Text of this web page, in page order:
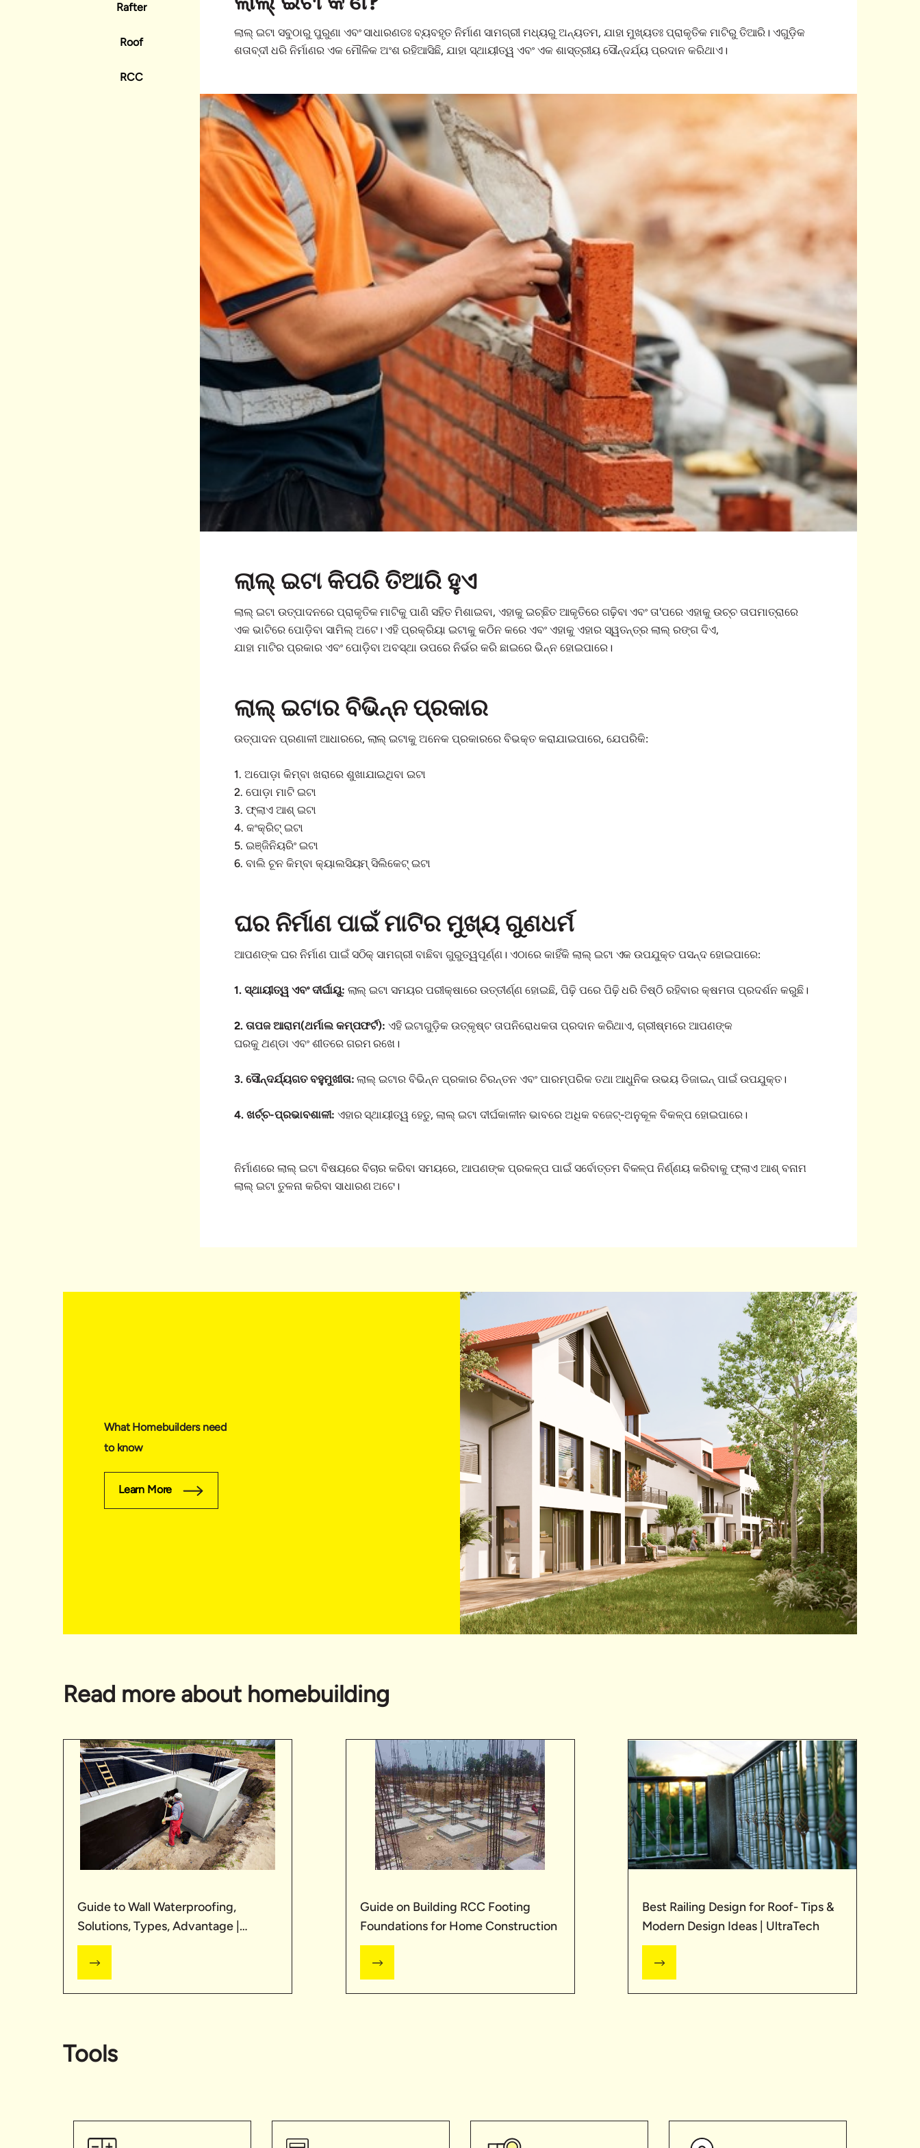
Rafter
Roof
RCC
ଲାଲ୍ ଇଟା ସବୁଠାରୁ ପୁରୁଣା ଏବଂ ସାଧାରଣତଃ ବ୍ୟବହୃତ ନିର୍ମାଣ ସାମଗ୍ରୀ ମଧ୍ୟରୁ ଅନ୍ୟତମ, ଯାହା ମୁଖ୍ୟତଃ ପ୍ରାକୃତିକ ମାଟିରୁ ତିଆରି। ଏଗୁଡ଼ିକ
ଶତାବ୍ଦୀ ଧରି ନିର୍ମାଣର ଏକ ମୌଳିକ ଅଂଶ ରହିଆସିଛି, ଯାହା ସ୍ଥାୟୀତ୍ୱ ଏବଂ ଏକ ଶାସ୍ତ୍ରୀୟ ସୌନ୍ଦର୍ଯ୍ୟ ପ୍ରଦାନ କରିଥାଏ।
ଲାଲ୍ ଇଟା କିପରି ତିଆରି ହୁଏ
ଲାଲ୍ ଇଟା ଉତ୍ପାଦନରେ ପ୍ରାକୃତିକ ମାଟିକୁ ପାଣି ସହିତ ମିଶାଇବା, ଏହାକୁ ଇଚ୍ଛିତ ଆକୃତିରେ ଗଢ଼ିବା ଏବଂ ତା'ପରେ ଏହାକୁ ଉଚ୍ଚ ତାପମାତ୍ରାରେ
ଏକ ଭାଟିରେ ପୋଡ଼ିବା ସାମିଲ୍ ଅଟେ। ଏହି ପ୍ରକ୍ରିୟା ଇଟାକୁ କଠିନ କରେ ଏବଂ ଏହାକୁ ଏହାର ସ୍ୱତନ୍ତ୍ର ଲାଲ୍ ରଙ୍ଗ ଦିଏ,
ଯାହା ମାଟିର ପ୍ରକାର ଏବଂ ପୋଡ଼ିବା ଅବସ୍ଥା ଉପରେ ନିର୍ଭର କରି ଛାଇରେ ଭିନ୍ନ ହୋଇପାରେ।
ଲାଲ୍ ଇଟାର ବିଭିନ୍ନ ପ୍ରକାର
ଉତ୍ପାଦନ ପ୍ରଣାଳୀ ଆଧାରରେ, ଲାଲ୍ ଇଟାକୁ ଅନେକ ପ୍ରକାରରେ ବିଭକ୍ତ କରାଯାଇପାରେ, ଯେପରିକି:
1. ଅପୋଡ଼ା କିମ୍ବା ଖରାରେ ଶୁଖାଯାଇଥିବା ଇଟା
2. ପୋଡ଼ା ମାଟି ଇଟା
3. ଫ୍ଲାଏ ଆଶ୍ ଇଟା
4. କଂକ୍ରିଟ୍ ଇଟା
5. ଇଞ୍ଜିନିୟରିଂ ଇଟା
6. ବାଲି ଚୂନ କିମ୍ବା କ୍ୟାଲସିୟମ୍ ସିଲିକେଟ୍ ଇଟା
ଘର ନିର୍ମାଣ ପାଇଁ ମାଟିର ମୁଖ୍ୟ ଗୁଣଧର୍ମ
ଆପଣଙ୍କ ଘର ନିର୍ମାଣ ପାଇଁ ସଠିକ୍ ସାମଗ୍ରୀ ବାଛିବା ଗୁରୁତ୍ୱପୂର୍ଣ୍ଣ। ଏଠାରେ କାହିଁକି ଲାଲ୍ ଇଟା ଏକ ଉପଯୁକ୍ତ ପସନ୍ଦ ହୋଇପାରେ:
1. ସ୍ଥାୟୀତ୍ୱ ଏବଂ ଦୀର୍ଘାୟୁ: ଲାଲ୍ ଇଟା ସମୟର ପରୀକ୍ଷାରେ ଉତ୍ତୀର୍ଣ୍ଣ ହୋଇଛି, ପିଢ଼ି ପରେ ପିଢ଼ି ଧରି ତିଷ୍ଠି ରହିବାର କ୍ଷମତା ପ୍ରଦର୍ଶନ କରୁଛି।
2. ତାପଜ ଆରାମ(ଥର୍ମାଲ କମ୍ପଫର୍ଟ): ଏହି ଇଟାଗୁଡ଼ିକ ଉତ୍କୃଷ୍ଟ ତାପନିରୋଧକତା ପ୍ରଦାନ କରିଥାଏ, ଗ୍ରୀଷ୍ମରେ ଆପଣଙ୍କ
ଘରକୁ ଥଣ୍ଡା ଏବଂ ଶୀତରେ ଗରମ ରଖେ।
3. ସୌନ୍ଦର୍ଯ୍ୟଗତ ବହୁମୁଖୀତା: ଲାଲ୍ ଇଟାର ବିଭିନ୍ନ ପ୍ରକାର ଚିରନ୍ତନ ଏବଂ ପାରମ୍ପରିକ ତଥା ଆଧୁନିକ ଉଭୟ ଡିଜାଇନ୍ ପାଇଁ ଉପଯୁକ୍ତ।
4. ଖର୍ଚ୍ଚ-ପ୍ରଭାବଶାଳୀ: ଏହାର ସ୍ଥାୟୀତ୍ୱ ହେତୁ, ଲାଲ୍ ଇଟା ଦୀର୍ଘକାଳୀନ ଭାବରେ ଅଧିକ ବଜେଟ୍-ଅନୁକୂଳ ବିକଳ୍ପ ହୋଇପାରେ।
ନିର୍ମାଣରେ ଲାଲ୍ ଇଟା ବିଷୟରେ ବିଚାର କରିବା ସମୟରେ, ଆପଣଙ୍କ ପ୍ରକଳ୍ପ ପାଇଁ ସର୍ବୋତ୍ତମ ବିକଳ୍ପ ନିର୍ଣ୍ଣୟ କରିବାକୁ ଫ୍ଲାଏ ଆଶ୍ ବନାମ
ଲାଲ୍ ଇଟା ତୁଳନା କରିବା ସାଧାରଣ ଅଟେ।
What Homebuilders need
to know
Learn More
Read more about homebuilding
Guide to Wall Waterproofing,
Solutions, Types, Advantage |
UltraTech
Guide on Building RCC Footing
Foundations for Home Construction
Best Railing Design for Roof- Tips &
Modern Design Ideas | UltraTech
Tools